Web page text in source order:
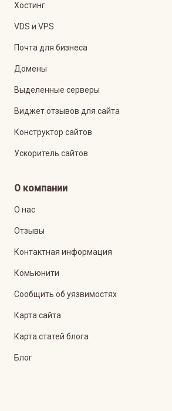
Хостинг
VDS и VPS
Почта для бизнеса
Домены
Выделенные серверы
Виджет отзывов для сайта
Конструктор сайтов
Ускоритель сайтов
О компании
О нас
Отзывы
Контактная информация
Комьюнити
Сообщить об уязвимостях
Карта сайта
Карта статей блога
Блог